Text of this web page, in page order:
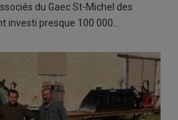
du Gaec St-Michel des
investi presque 100 000…